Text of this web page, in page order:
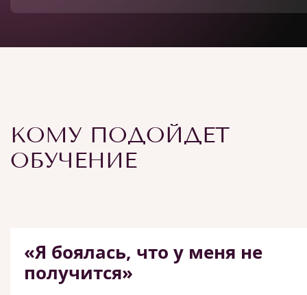
КОМУ ПОДОЙДЕТ
ОБУЧЕНИЕ
«Я боялась, что у меня не
получится»